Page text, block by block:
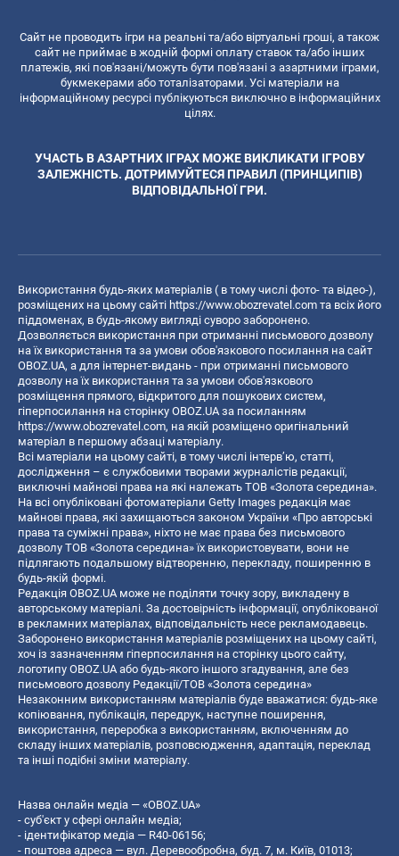
Сайт не проводить ігри на реальні та/або віртуальні гроші, а також
сайт не приймає в жодній формі оплату ставок та/або інших
платежів, які пов'язані/можуть бути пов'язані з азартними іграми,
букмекерами або тоталізаторами. Усі матеріали на
інформаційному ресурсі публікуються виключно в інформаційних
цілях.
УЧАСТЬ В АЗАРТНИХ ІГРАХ МОЖЕ ВИКЛИКАТИ ІГРОВУ
ЗАЛЕЖНІСТЬ. ДОТРИМУЙТЕСЯ ПРАВИЛ (ПРИНЦИПІВ)
ВІДПОВІДАЛЬНОЇ ГРИ.
Використання будь-яких матеріалів ( в тому числі фото- та відео-),
розміщених на цьому сайті https://www.obozrevatel.com та всіх його
піддоменах, в будь-якому вигляді суворо заборонено.
Дозволяється використання при отриманні письмового дозволу
на їх використання та за умови обов'язкового посилання на сайт
OBOZ.UA, а для інтернет-видань - при отриманні письмового
дозволу на їх використання та за умови обов'язкового
розміщення прямого, відкритого для пошукових систем,
гіперпосилання на сторінку OBOZ.UA за посиланням
https://www.obozrevatel.com, на якій розміщено оригінальний
матеріал в першому абзаці матеріалу.
Всі матеріали на цьому сайті, в тому числі інтерв’ю, статті,
дослідження – є службовими творами журналістів редакції,
виключні майнові права на які належать ТОВ «Золота середина».
На всі опубліковані фотоматеріали Getty Images редакція має
майнові права, які захищаються законом України «Про авторські
права та суміжні права», ніхто не має права без письмового
дозволу ТОВ «Золота середина» їх використовувати, вони не
підлягають подальшому відтворенню, перекладу, поширенню в
будь-якій формі.
Редакція OBOZ.UA може не поділяти точку зору, викладену в
авторському матеріалі. За достовірність інформації, опублікованої
в рекламних матеріалах, відповідальність несе рекламодавець.
Заборонено використання матеріалів розміщених на цьому сайті,
хоч із зазначенням гіперпосилання на сторінку цього сайту,
логотипу OBOZ.UA або будь-якого іншого згадування, але без
письмового дозволу Редакції/ТОВ «Золота середина»
Незаконним використанням матеріалів буде вважатися: будь-яке
копiювання, публiкацiя, передрук, наступне поширення,
використання, переробка з використанням, включенням до
складу інших матеріалів, розповсюдження, адаптація, переклад
та інші подібні зміни матеріалу.
Назва онлайн медіа — «OBOZ.UA»
- суб'єкт у сфері онлайн медіа;
- ідентифікатор медіа — R40-06156;
- поштова адреса — вул. Деревообробна, буд. 7, м. Київ, 01013;